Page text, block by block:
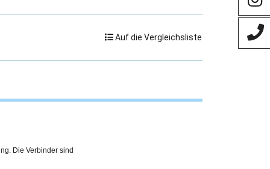
Auf die Vergleichsliste
Die Verbinder sind